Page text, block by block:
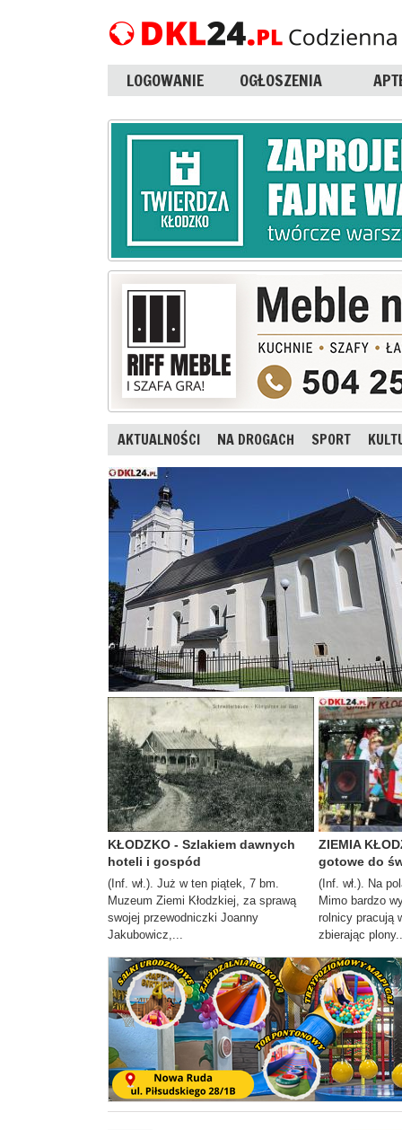
LOGOWANIE OGŁOSZENIA
AKTUALNOŚCI NA DROGACH SPORT
KŁODZKO - Szlakiem dawnych
hoteli i gospód
(Inf. wł.). Już w ten piątek, 7 bm.
Muzeum Ziemi Kłodzkiej, za sprawą
swojej przewodniczki Joanny
Jakubowicz,...
ZIEMIA
gotowe do
(Inf. wł.). Na
Mimo bardzo
rolnicy pracują
zbierając